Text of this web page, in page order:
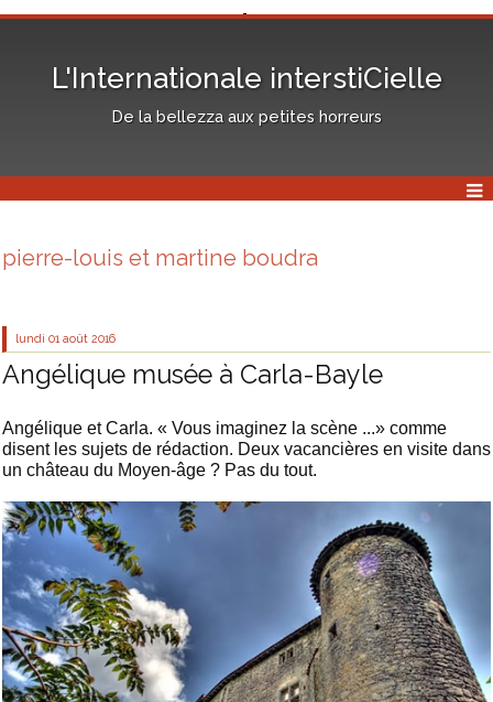
L'Internationale interstiCielle
De la bellezza aux petites horreurs
pierre-louis et martine boudra
lundi 01 août 2016
Angélique musée à Carla-Bayle
Angélique et Carla. « Vous imaginez la scène ...» comme
disent les sujets de rédaction. Deux vacancières en visite dans
un château du Moyen-âge ? Pas du tout.